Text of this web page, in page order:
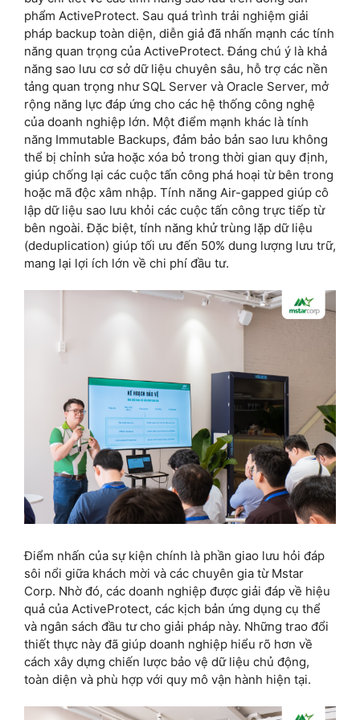
phẩm ActiveProtect. Sau quá trình trải nghiệm giải
pháp backup toàn diện, diễn giả đã nhấn mạnh các tính
năng quan trọng của ActiveProtect. Đáng chú ý là khả
năng sao lưu cơ sở dữ liệu chuyên sâu, hỗ trợ các nền
tảng quan trọng như SQL Server và Oracle Server, mở
rộng năng lực đáp ứng cho các hệ thống công nghệ
của doanh nghiệp lớn. Một điểm mạnh khác là tính
năng Immutable Backups, đảm bảo bản sao lưu không
thể bị chỉnh sửa hoặc xóa bỏ trong thời gian quy định,
giúp chống lại các cuộc tấn công phá hoại từ bên trong
hoặc mã độc xâm nhập. Tính năng Air-gapped giúp cô
lập dữ liệu sao lưu khỏi các cuộc tấn công trực tiếp từ
bên ngoài. Đặc biệt, tính năng khử trùng lặp dữ liệu
(deduplication) giúp tối ưu đến 50% dung lượng lưu trữ,
mang lại lợi ích lớn về chi phí đầu tư.
Điểm nhấn của sự kiện chính là phần giao lưu hỏi đáp
sôi nổi giữa khách mời và các chuyên gia từ Mstar
Corp. Nhờ đó, các doanh nghiệp được giải đáp về hiệu
quả của ActiveProtect, các kịch bản ứng dụng cụ thể
và ngân sách đầu tư cho giải pháp này. Những trao đổi
thiết thực này đã giúp doanh nghiệp hiểu rõ hơn về
cách xây dựng chiến lược bảo vệ dữ liệu chủ động,
toàn diện và phù hợp với quy mô vận hành hiện tại.